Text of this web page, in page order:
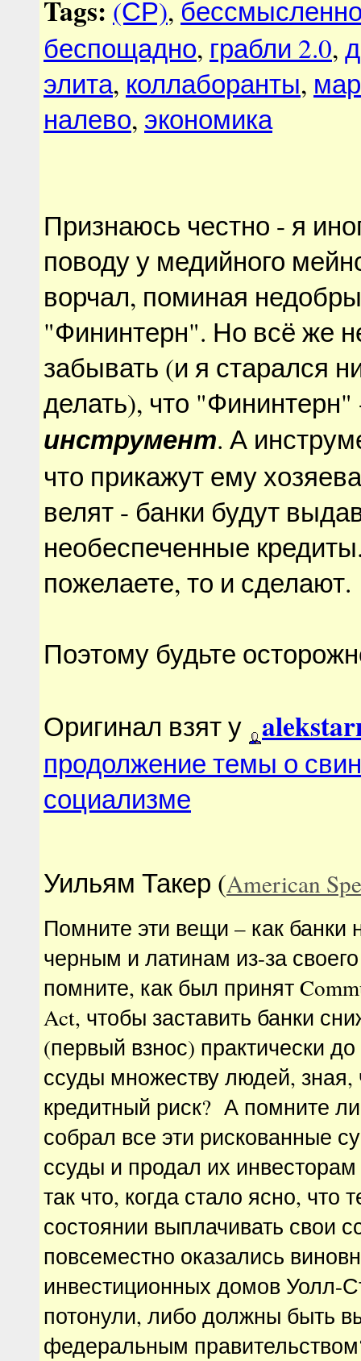
Tags: (СР),
беспощадно, грабли 2.0,
элита, коллаборанты,
налево, экономика
Признаюсь честно - я
поводу у медийного
ворчал, поминая
"Фининтерн". Но всё же
забывать (и я старался
делать), что
инструмент. А
что прикажут ему
велят - банки будут
необеспеченные
пожелаете, то и сделают.
Поэтому будьте
Оригинал взят у
продолжение темы о
социализме
Уильям Такер (American
Помните эти вещи – как банки
черным и латинам из-за
помните, как был принят
Act, чтобы заставить банки
(первый взнос) практически
ссуды множеству людей, зная,
кредитный риск? А помните
собрал все эти рискованные
ссуды и продал их
так что, когда стало ясно, что
состоянии выплачивать свои
повсеместно оказались
инвестиционных домов Уолл-
потонули, либо должны быть
федеральным